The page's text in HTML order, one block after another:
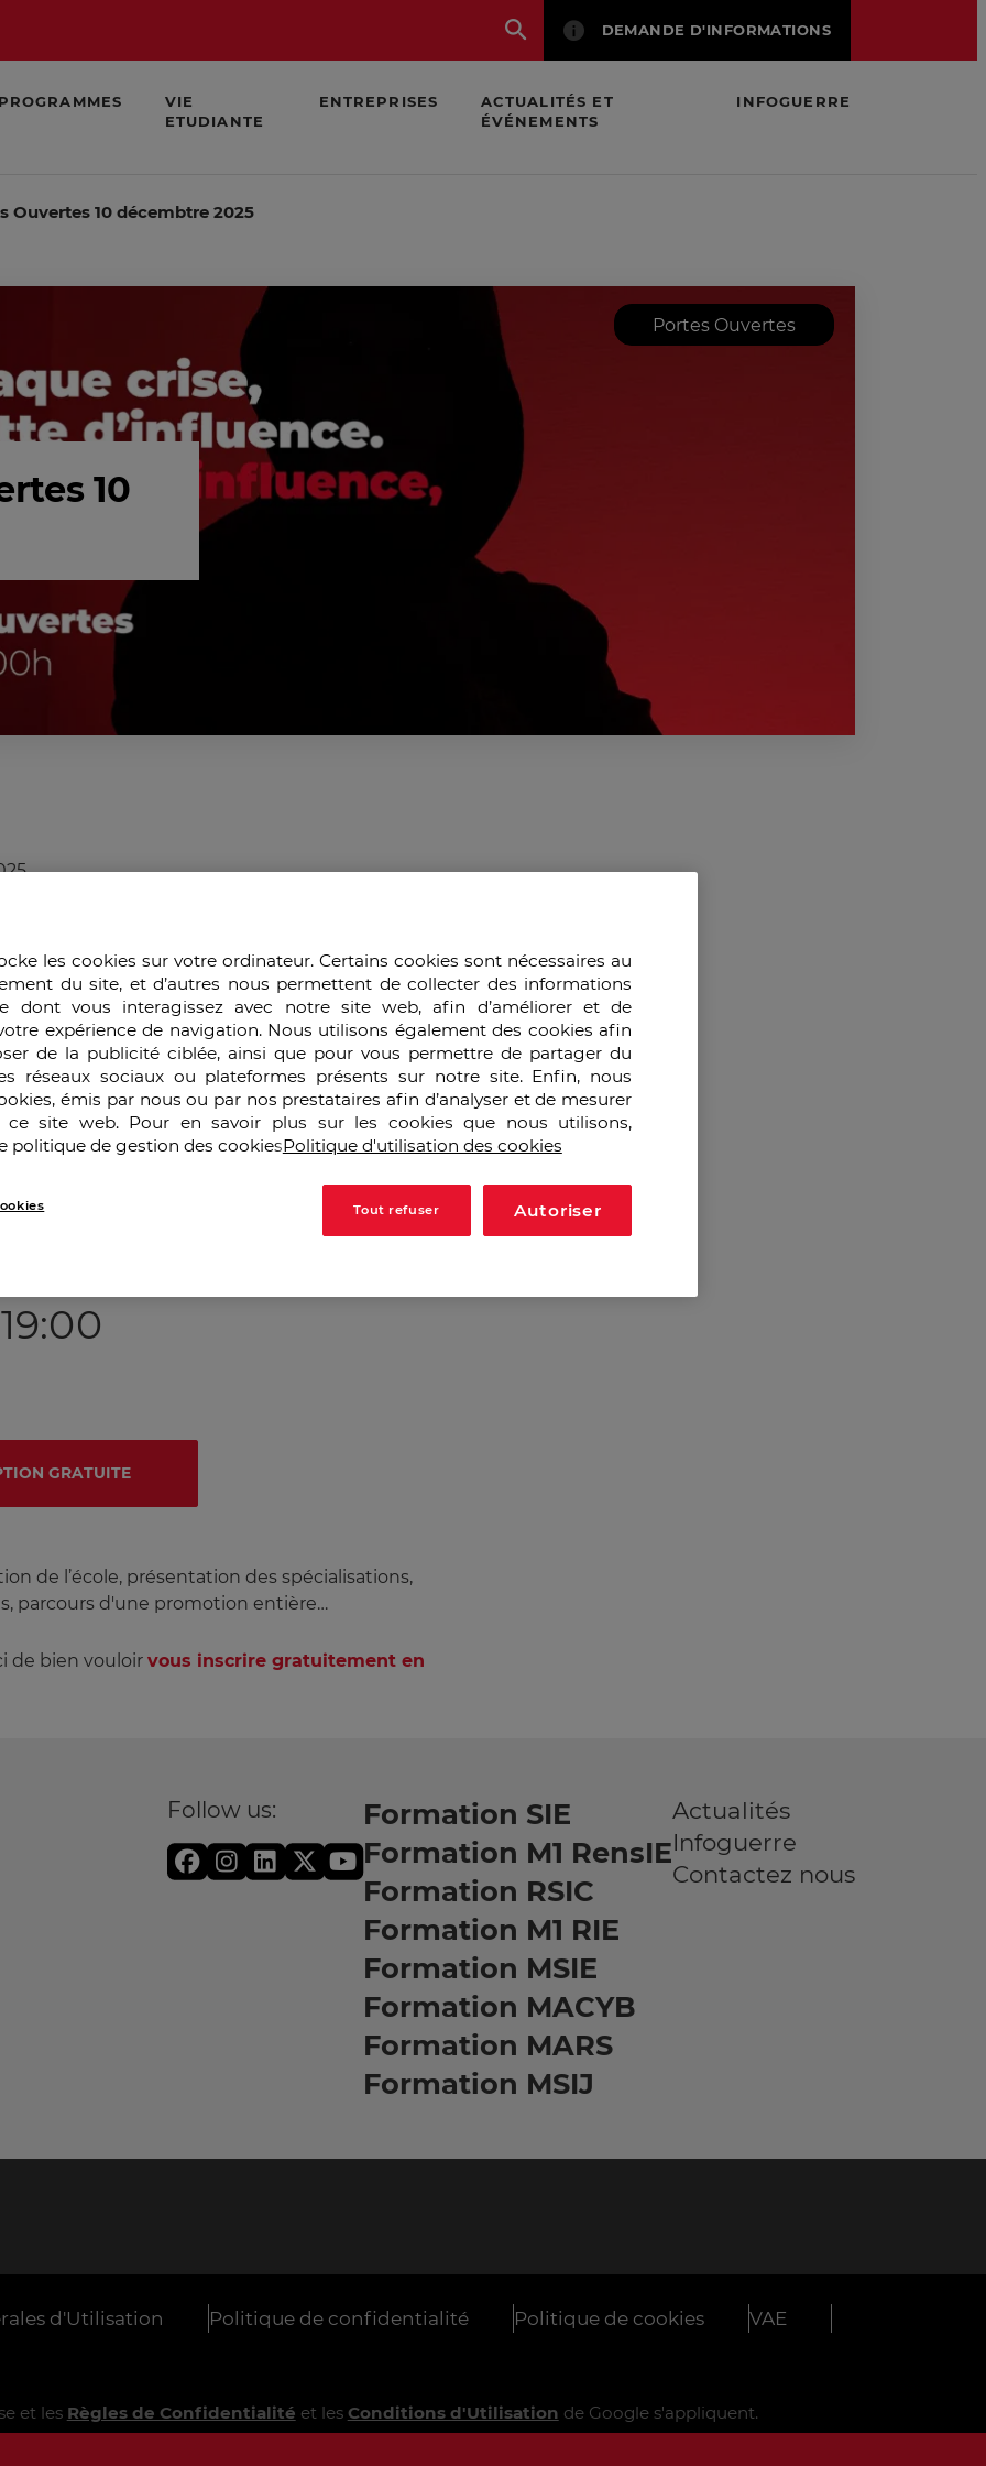
DEMANDE D'INFORMATIONS
PROGRAMMES
VIE
ETUDIANTE
ENTREPRISES
ACTUALITÉS ET
ÉVÉNEMENTS
INFOGUERRE
Ouvertes 10 décembtre 2025
10
Portes Ouvertes
), les étudiants en alternanceM1
( Management Stratégique et Intelligence
Cybersécurité et Gouvernance des
Intelligence Juridique ), MSIJ ( Management
MARS (Management des Risques et Gestion
le corps professoral et leréseau des
à la Soirée Portes Ouvertes "Métiers et
Sûreté, Renseignement et
GRATUITE
de l’école, présentation des spécialisations,
parcours d'une promotion entière…
de bien vouloir vous inscrire gratuitement en
Follow us:
Formation SIE
Formation M1 RensIE
Formation RSIC
Formation M1 RIE
Formation MSIE
Formation MACYB
Formation MARS
Formation MSIJ
Actualités
Infoguerre
Contactez nous
d'Utilisation Politique de confidentialité Politique de cookies
VAE
et les Règles de Confidentialité et les Conditions d'Utilisation de Google s'appliquent.
les cookies sur votre ordinateur. Certains cookies sont nécessaires au
du site, et d’autres nous permettent de collecter des informations
dont vous interagissez avec notre site web, afin d’améliorer et de
expérience de navigation. Nous utilisons également des cookies afin
de la publicité ciblée, ainsi que pour vous permettre de partager du
réseaux sociaux ou plateformes présents sur notre site. Enfin, nous
émis par nous ou par nos prestataires afin d’analyser et de mesurer
ce site web. Pour en savoir plus sur les cookies que nous utilisons,
politique de gestion des cookiesPolitique d'utilisation des cookies
Tout refuser Autoriser